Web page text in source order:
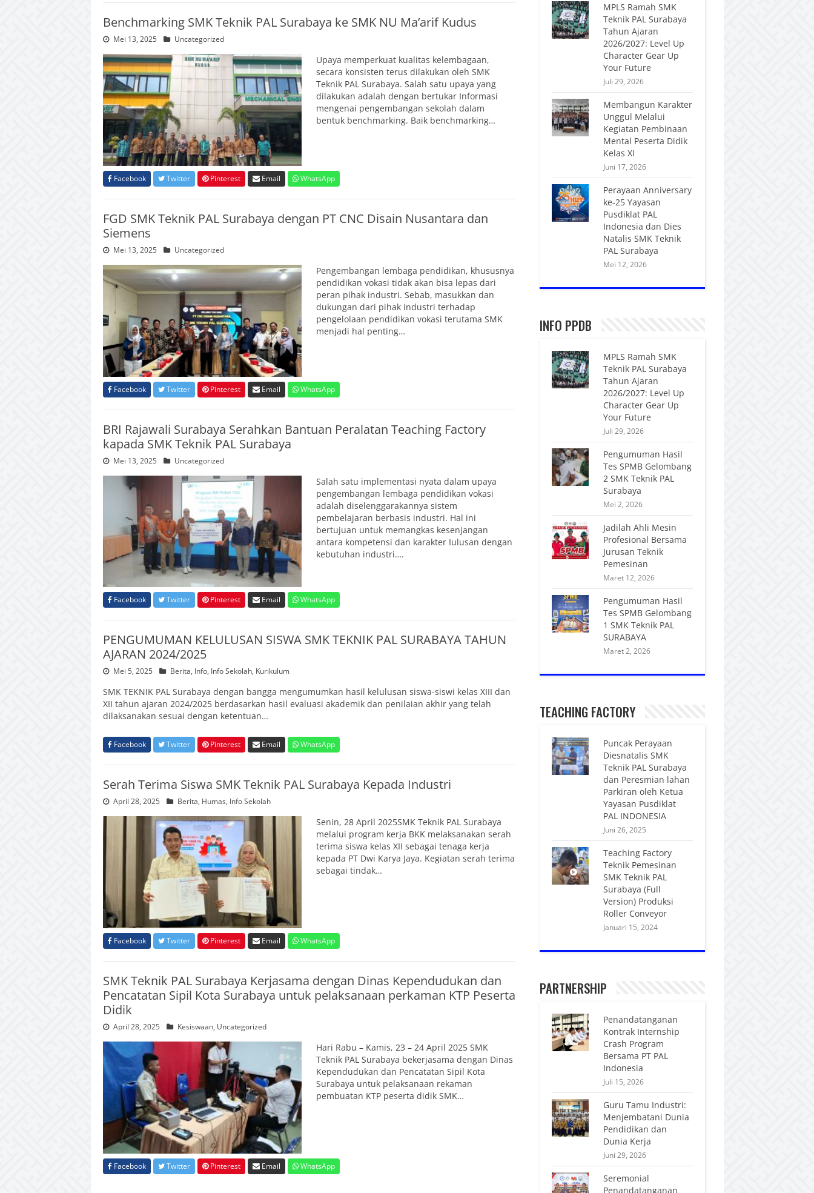
Benchmarking SMK Teknik PAL Surabaya ke SMK NU Ma’arif Kudus
Mei 13, 2025 Uncategorized
Upaya memperkuat kualitas kelembagaan,
secara konsisten terus dilakukan oleh SMK
Teknik PAL Surabaya. Salah satu upaya yang
dilakukan adalah dengan bertukar Informasi
mengenai pengembangan sekolah dalam
bentuk benchmarking. Baik benchmarking…
Facebook Twitter Pinterest Email WhatsApp
FGD SMK Teknik PAL Surabaya dengan PT CNC Disain Nusantara dan
Siemens
Mei 13, 2025 Uncategorized
Pengembangan lembaga pendidikan, khususnya
pendidikan vokasi tidak akan bisa lepas dari
peran pihak industri. Sebab, masukkan dan
dukungan dari pihak industri terhadap
pengelolaan pendidikan vokasi terutama SMK
menjadi hal penting…
Facebook Twitter Pinterest Email WhatsApp
BRI Rajawali Surabaya Serahkan Bantuan Peralatan Teaching Factory
kapada SMK Teknik PAL Surabaya
Mei 13, 2025 Uncategorized
Salah satu implementasi nyata dalam upaya
pengembangan lembaga pendidikan vokasi
adalah diselenggarakannya sistem
pembelajaran berbasis industri. Hal ini
bertujuan untuk memangkas kesenjangan
antara kompetensi dan karakter Iulusan dengan
kebutuhan industri….
Facebook Twitter Pinterest Email WhatsApp
PENGUMUMAN KELULUSAN SISWA SMK TEKNIK PAL SURABAYA TAHUN
AJARAN 2024/2025
Mei 5, 2025 Berita, Info, Info Sekolah, Kurikulum
SMK TEKNIK PAL Surabaya dengan bangga mengumumkan hasil kelulusan siswa-siswi kelas XIII dan
XII tahun ajaran 2024/2025 berdasarkan hasil evaluasi akademik dan penilaian akhir yang telah
dilaksanakan sesuai dengan ketentuan…
Facebook Twitter Pinterest Email WhatsApp
Serah Terima Siswa SMK Teknik PAL Surabaya Kepada Industri
April 28, 2025 Berita, Humas, Info Sekolah
Senin, 28 April 2025SMK Teknik PAL Surabaya
melalui program kerja BKK melaksanakan serah
terima siswa kelas XII sebagai tenaga kerja
kepada PT Dwi Karya Jaya. Kegiatan serah terima
sebagai tindak…
Facebook Twitter Pinterest Email WhatsApp
SMK Teknik PAL Surabaya Kerjasama dengan Dinas Kependudukan dan
Pencatatan Sipil Kota Surabaya untuk pelaksanaan perkaman KTP Peserta
Didik
April 28, 2025 Kesiswaan, Uncategorized
Hari Rabu – Kamis, 23 – 24 April 2025 SMK
Teknik PAL Surabaya bekerjasama dengan Dinas
Kependudukan dan Pencatatan Sipil Kota
Surabaya untuk pelaksanaan rekaman
pembuatan KTP peserta didik SMK…
Facebook Twitter Pinterest Email WhatsApp
MPLS Ramah SMK
Teknik PAL Surabaya
Tahun Ajaran
2026/2027: Level Up
Character Gear Up
Your Future
Juli 29, 2026
Membangun Karakter
Unggul Melalui
Kegiatan Pembinaan
Mental Peserta Didik
Kelas XI
Juni 17, 2026
Perayaan Anniversary
ke-25 Yayasan
Pusdiklat PAL
Indonesia dan Dies
Natalis SMK Teknik
PAL Surabaya
Mei 12, 2026
INFO PPDB
MPLS Ramah SMK
Teknik PAL Surabaya
Tahun Ajaran
2026/2027: Level Up
Character Gear Up
Your Future
Juli 29, 2026
Pengumuman Hasil
Tes SPMB Gelombang
2 SMK Teknik PAL
Surabaya
Mei 2, 2026
Jadilah Ahli Mesin
Profesional Bersama
Jurusan Teknik
Pemesinan
Maret 12, 2026
Pengumuman Hasil
Tes SPMB Gelombang
1 SMK Teknik PAL
SURABAYA
Maret 2, 2026
TEACHING FACTORY
Puncak Perayaan
Diesnatalis SMK
Teknik PAL Surabaya
dan Peresmian lahan
Parkiran oleh Ketua
Yayasan Pusdiklat
PAL INDONESIA
Juni 26, 2025
Teaching Factory
Teknik Pemesinan
SMK Teknik PAL
Surabaya (Full
Version) Produksi
Roller Conveyor
Januari 15, 2024
PARTNERSHIP
Penandatanganan
Kontrak Internship
Crash Program
Bersama PT PAL
Indonesia
Juli 15, 2026
Guru Tamu Industri:
Menjembatani Dunia
Pendidikan dan
Dunia Kerja
Juni 29, 2026
Seremonial
Penandatanganan